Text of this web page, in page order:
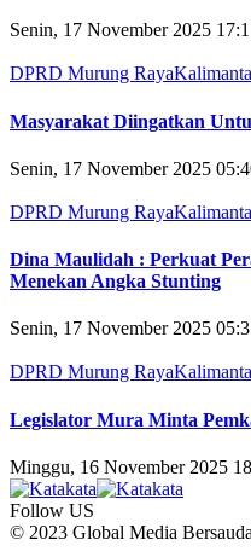
Senin, 17 November 2025
DPRD Murung Raya
Masyarakat Diingatkan
Senin, 17 November 2025
DPRD Murung Raya
Dina Maulidah : Perkuat
Menekan Angka Stunting
Senin, 17 November 2025
DPRD Murung Raya
Legislator Mura Minta
Minggu, 16 November 2025
Follow US
© 2023 Global Media